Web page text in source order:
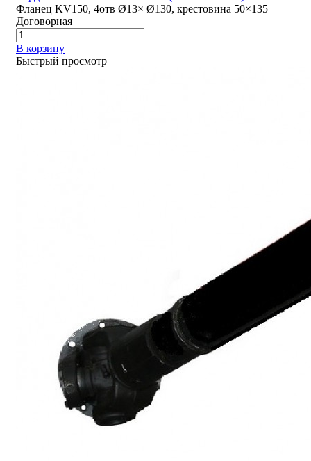
Фланец KV150, 4отв Ø13× Ø130, крестовина 50×135
Договорная
В корзину
Быстрый просмотр